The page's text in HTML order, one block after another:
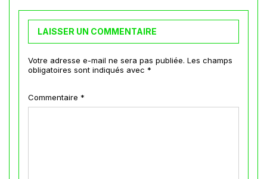
LAISSER UN COMMENTAIRE
Votre adresse e-mail ne sera pas publiée. Les champs
obligatoires sont indiqués avec *
Commentaire *